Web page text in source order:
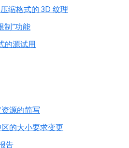
缩格式的 3D 纹理
制”功能
的源试用
源的简写
的大小要求变更
告